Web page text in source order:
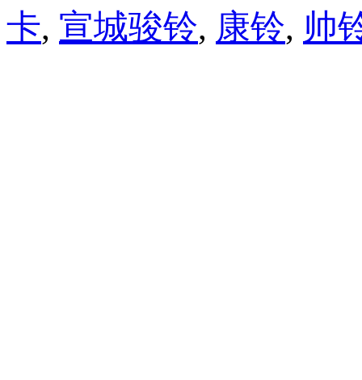
卡, 宣城骏铃, 康铃, 帅